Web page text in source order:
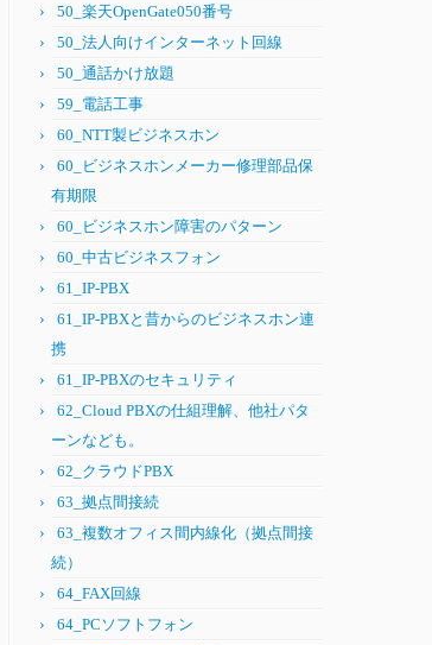
50_楽天OpenGate050番号
50_法人向けインターネット回線
50_通話かけ放題
59_電話工事
60_NTT製ビジネスホン
60_ビジネスホンメーカー修理部品保
有期限
60_ビジネスホン障害のパターン
60_中古ビジネスフォン
61_IP-PBX
61_IP-PBXと昔からのビジネスホン連
携
61_IP-PBXのセキュリティ
62_Cloud PBXの仕組理解、他社パタ
ーンなども。
62_クラウドPBX
63_拠点間接続
63_複数オフィス間内線化（拠点間接
続）
64_FAX回線
64_PCソフトフォン